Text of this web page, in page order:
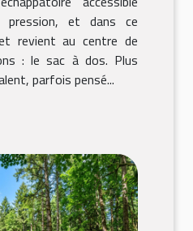
pression, et dans ce
revient au centre de
: le sac à dos. Plus
parfois pensé...